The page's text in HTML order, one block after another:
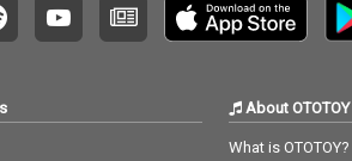
About OTOTOY
What is OTOTOY?